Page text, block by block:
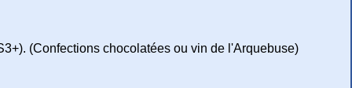
(Confections chocolatées ou vin de l'Arquebuse)